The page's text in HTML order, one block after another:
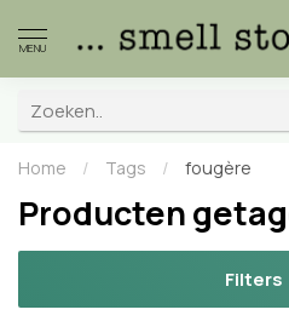
MENU
Home / Tags / fougère
Producten
Filters